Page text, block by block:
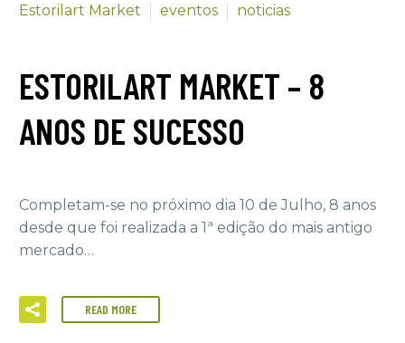
Estorilart Market
eventos noticias
ESTORILART MARKET – 8
ANOS DE SUCESSO
Completam-se no próximo dia 10 de Julho, 8 anos
desde que foi realizada a 1ª edição do mais antigo
mercado…
READ MORE